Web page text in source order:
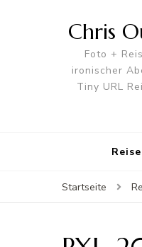
Chris
Foto +
ironischer
Tiny URL
Startseite